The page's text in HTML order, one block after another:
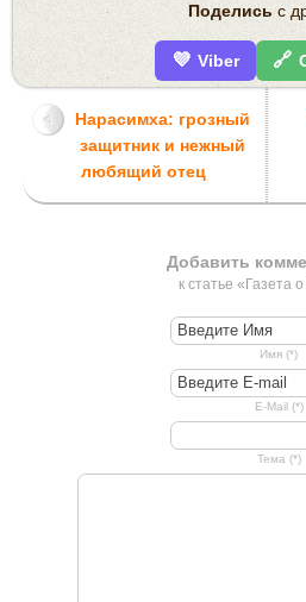
Поделись с
💜 Viber 🔗
Нарасимха: грозный
защитник и нежный
любящий отец
Добавить
к статье «Газета
Имя (*)
E-Mail (*)
Тема (*)